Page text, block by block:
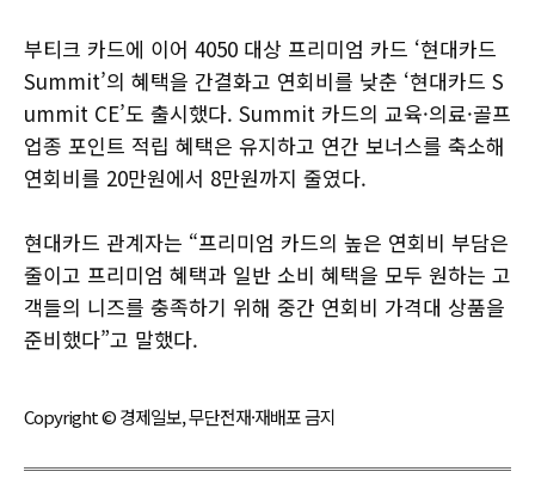
부티크 카드에 이어 4050 대상 프리미엄 카드 ‘현대카드
Summit’의 혜택을 간결화고 연회비를 낮춘 ‘현대카드 S
ummit CE’도 출시했다. Summit 카드의 교육·의료·골프
업종 포인트 적립 혜택은 유지하고 연간 보너스를 축소해
연회비를 20만원에서 8만원까지 줄였다.
현대카드 관계자는 “프리미엄 카드의 높은 연회비 부담은
줄이고 프리미엄 혜택과 일반 소비 혜택을 모두 원하는 고
객들의 니즈를 충족하기 위해 중간 연회비 가격대 상품을
준비했다”고 말했다.
Copyright © 경제일보, 무단전재·재배포 금지